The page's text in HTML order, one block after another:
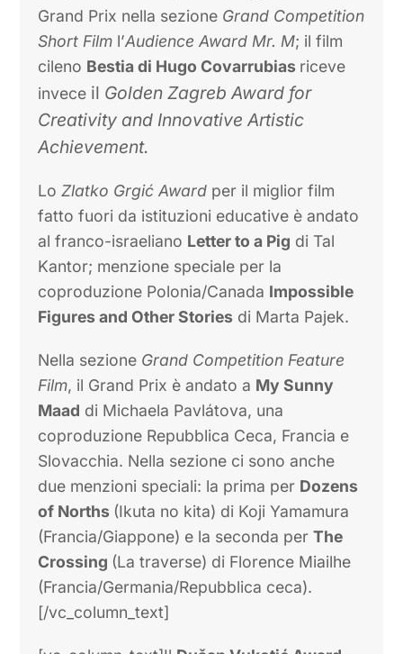
[vc_column_text]Qui sotto trovate un
piccolo riassunto dei titoli premiati.
Il portogheseGarbage Man(O homem do
lixo) di Laura Gonçalves si aggiudica il
Grand Prix nella sezione
cilenoBestia di Hugo Covarrubiasriceve
inveceilGolden Zagreb Award for
Creativity and Innovative Artistic
Achievement.
LoZlatko Grgić Awardper il miglior film
al franco-israeliano Letter to a Pig di Tal
Kantor; menzione speciale per la
coproduzione Polonia/CanadaImpossible
Figures and Other Stories di Marta Pajek.
Nella sezione Grand Competition Feature
Film, il Grand Prix è andato aMy Sunny
Maaddi Michaela Pavlátova, una
coproduzione Repubblica Ceca, Francia e
Slovacchia. Nella sezione ci sono anche
due menzioni speciali: la prima per